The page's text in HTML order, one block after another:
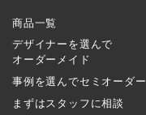
商品一覧
デザイナーを選んで
オーダーメイド
事例を選んでセミオーダー
まずはスタッフに相談